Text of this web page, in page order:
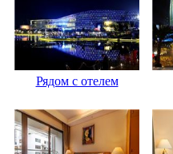
Рядом с отелем